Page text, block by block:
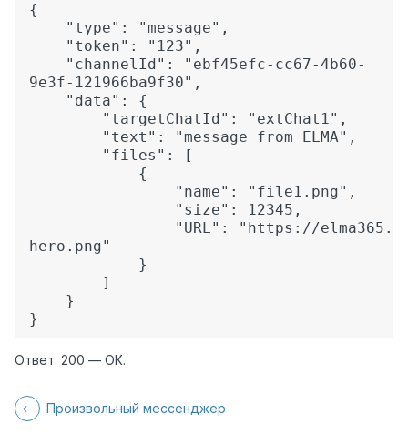
{
"type": "message",
"token": "123",
"channelId": "ebf45efc-cc67-4b60-
9e3f-121966ba9f30",
"data": {
"targetChatId": "extChat1",
"text": "message from ELMA",
"files": [
{
"name": "file1.png",
"size": 12345,
"URL": "https://elma365.com/
hero.png"
}
]
}
}
Ответ: 200 — ОК.
Произвольный мессенджер